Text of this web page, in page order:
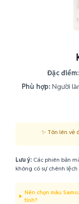
Đặc điểm:
Phù hợp: Người
✨ Tôn lên vẻ
Lưu ý: Các phiên bản
không có sự chênh
Nên chọn màu
tính?